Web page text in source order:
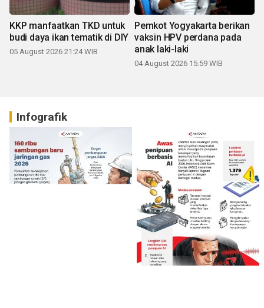
KKP manfaatkan TKD untuk
budi daya ikan tematik di DIY
05 August 2026 21:24 WIB
Pemkot Yogyakarta berikan
vaksin HPV perdana pada
anak laki-laki
04 August 2026 15:59 WIB
Infografik